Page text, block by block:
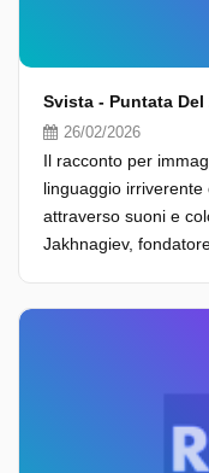
Svista - Puntata Del
26/02/2026
Il racconto per
linguaggio
attraverso suoni e
Jakhnagiev,